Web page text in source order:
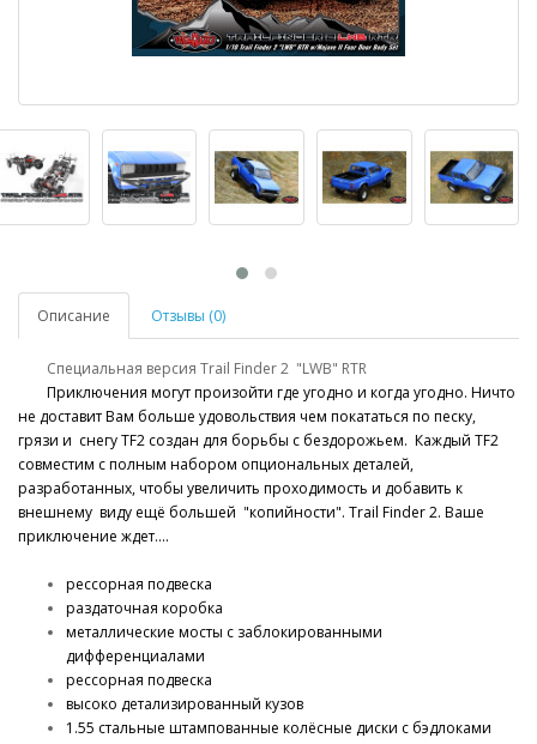
Описание Отзывы (0)
Специальная версия Trail Finder 2 "LWB" RTR
Приключения могут произойти где угодно и когда угодно. Ничто
не доставит Вам больше удовольствия чем покататься по песку,
грязи и снегу TF2 создан для борьбы с бездорожьем. Каждый TF2
совместим с полным набором опциональных деталей,
разработанных, чтобы увеличить проходимость и добавить к
внешнему виду ещё большей "копийности". Trail Finder 2. Ваше
приключение ждет....
рессорная подвеска
раздаточная коробка
металлические мосты с заблокированными
дифференциалами
рессорная подвеска
высоко детализированный кузов
1.55 стальные штампованные колёсные диски с бэдлоками